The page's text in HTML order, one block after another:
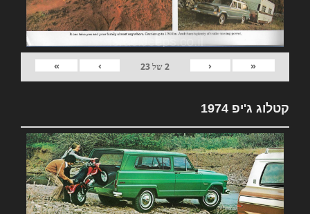
«
‹
2של23
›
»
קטלוג ג'יפ 1974